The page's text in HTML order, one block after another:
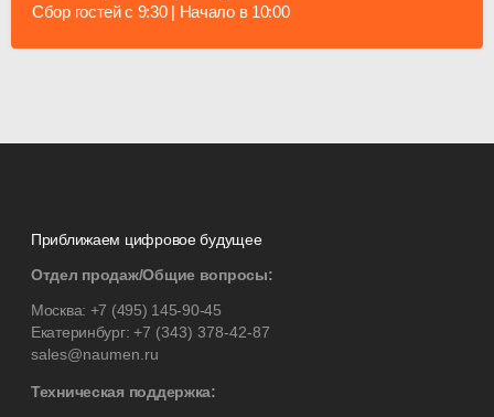
Сбор гостей с 9:30 | Начало в 10:00
Приближаем цифровое будущее
Отдел продаж/Общие вопросы:
Москва: +7 (495) 145-90-45
Екатеринбург:+7 (343) 378-42-87
sales@naumen.ru
Техническая поддержка: